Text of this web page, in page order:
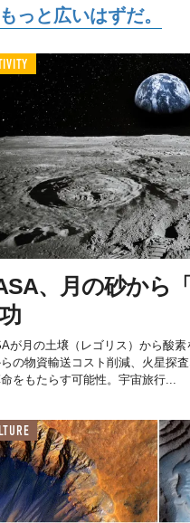
と広いはずだ。
、月の砂から
が月の土壌（レゴリス）から酸
の物資輸送コスト削減、火星探
をもたらす可能性。宇宙旅行...